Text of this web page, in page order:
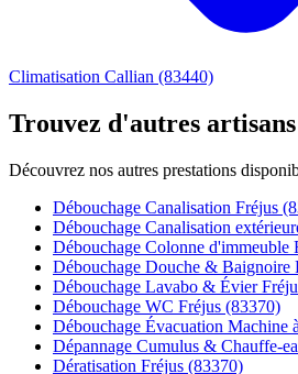
Climatisation Callian (83440)
Trouvez d'autres
Découvrez nos autres prestations
Débouchage Canalisation Fréjus
Débouchage Canalisation
Débouchage Colonne d'immeuble
Débouchage Douche & Baignoire
Débouchage Lavabo & Évier
Débouchage WC Fréjus (83370)
Débouchage Évacuation Machine
Dépannage Cumulus & Chauffe-
Dératisation Fréjus (83370)